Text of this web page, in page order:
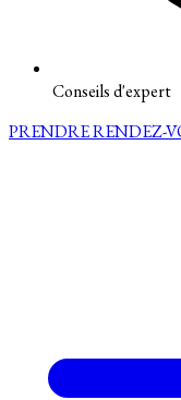
Conseils d'expert
PRENDRE RENDEZ-